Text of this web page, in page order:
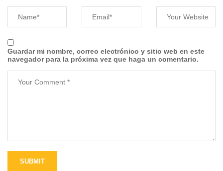
Guardar mi nombre, correo electrónico y sitio web en este
navegador para la próxima vez que haga un comentario.